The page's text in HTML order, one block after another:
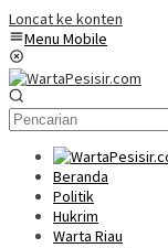
Loncat ke konten
Menu Mobile
Beranda
Politik
Hukrim
Warta Riau